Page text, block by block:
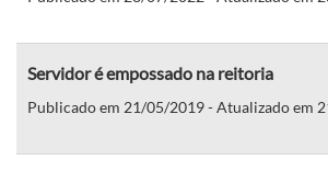
Servidor é empossado na reitoria
Publicado em 21/05/2019 - Atualizado em